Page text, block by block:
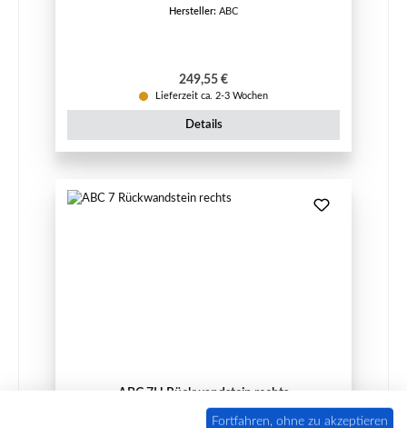
Hersteller: ABC
Regulärer Preis:
249,55 €
Lieferzeit ca. 2-3 Wochen
Details
ABC 7H Rückwandstein rechts
Fortfahren, ohne zu akzeptieren